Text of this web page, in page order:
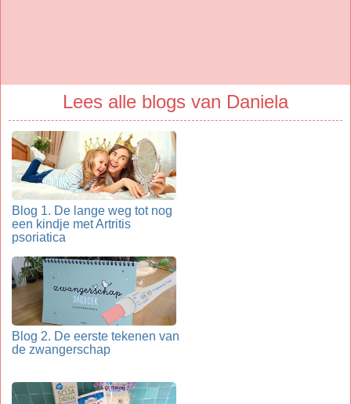
Lees alle blogs van Daniela
Blog 1. De lange weg tot nog
een kindje met Artritis
psoriatica
Blog 2. De eerste tekenen van
de zwangerschap